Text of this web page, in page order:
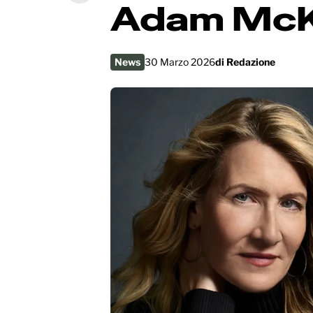
Adam
News 30 Marzo 2026di Redazione